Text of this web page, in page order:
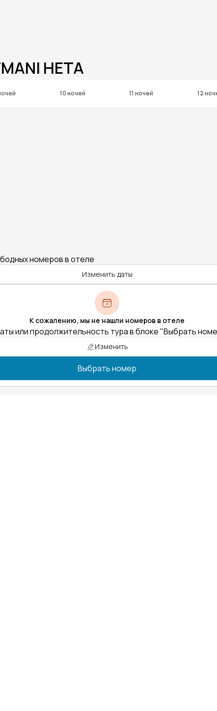
HETA
10 ночей 11 ночей 12
номеров в отеле
Изменить даты
К сожалению, мы не нашли номеров в отеле
или продолжительность тура в блоке "Выбрать
Изменить
Выбрать номер